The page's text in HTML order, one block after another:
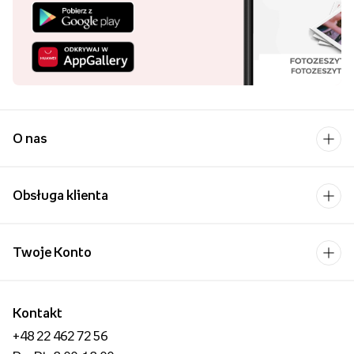
wiele pozytywów w postaci uspokojenia emocji, wzmacniania
poczucia radości i budowania silniejszych więzi rodzinnych.
Fotoobrazy przedstawiające zdjęcia z wakacji, dalekich
podróży, ważnych rodzinnych wydarzeń, czy zwykłych chwil
wnętrza.
personalizowanych i wykonaj obraz ze zdjęcia lub grafiki ,
który najlepiej odzwierciedla Twoją osobowość i podkreśla
personalizowany wykonasz zaledwie w kilka chwil, a my
gwarantujemy Ci wysoką jakość wykonania oraz zadowolenie
O nas
Obsługa klienta
Kontakt
+48 22 462 72 56
Twoje Konto